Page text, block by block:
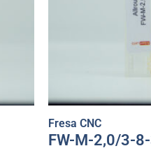
Fresa CNC
FW-M-2,0/3-